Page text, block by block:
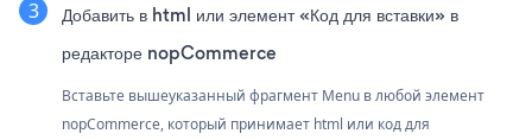
Добавить в html или элемент «Код для вставки» в
редакторе nopCommerce
Вставьте вышеуказанный фрагмент Menu в любой элемент
nopCommerce, который принимает html или код для